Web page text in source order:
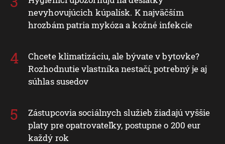
nevyhovujúcich kúpalísk. K najväčším
hrozbám patria mykóza a kožné infekcie
Chcete klimatizáciu, ale bývate v bytovke?
Rozhodnutie vlastníka nestačí, potrebný je aj
súhlas susedov
Zástupcovia sociálnych služieb žiadajú vyššie
platy pre opatrovateľky, postupne o 200 eur
každý rok